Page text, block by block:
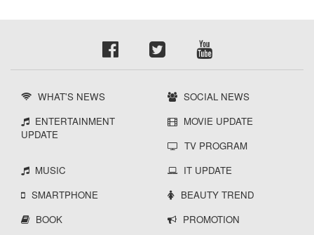
WHAT'S NEWS
SOCIAL NEWS
ENTERTAINMENT
UPDATE
MOVIE UPDATE
TV PROGRAM
MUSIC
IT UPDATE
SMARTPHONE
BEAUTY TREND
BOOK
PROMOTION